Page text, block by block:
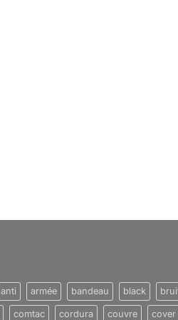
anti armée bandeau black
comtac cordura couvre cover